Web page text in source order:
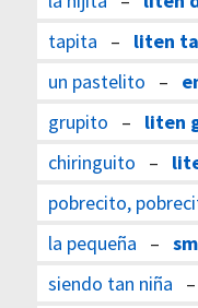
tapita – liten
un pastelito –
grupito – liten
chiringuito –
pobrecito,
la pequeña –
siendo tan niña –